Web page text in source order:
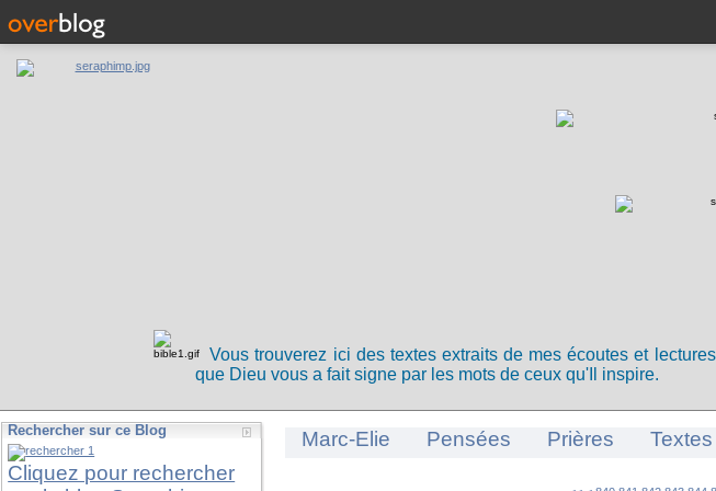
Vous trouverez ici des textes extraits de mes écoutes et
que Dieu vous a fait signe par les mots de ceux qu'Il inspire.
Rechercher sur ce Blog
Cliquez pour rechercher
Marc-Elie Pensées Prières Textes